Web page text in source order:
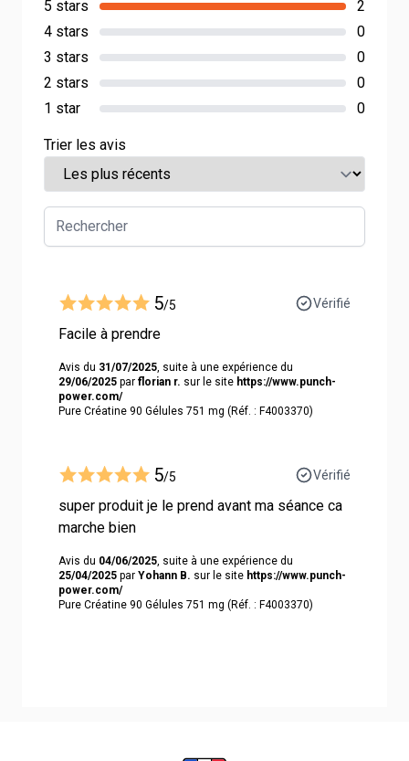
5 stars
2
4 stars
0
3 stars
0
2 stars
0
1 star
0
Trier les avis
5/5 Vérifié
Facile à prendre
Avis du 31/07/2025 , suite à une expérience du
29/06/2025 par florian r. sur le site https://www.punch-
power.com/
Pure Créatine 90 Gélules 751 mg (Réf. : F4003370)
5/5 Vérifié
super produit je le prend avant ma séance ca
marche bien
Avis du 04/06/2025 , suite à une expérience du
25/04/2025 par Yohann B. sur le site https://www.punch-
power.com/
Pure Créatine 90 Gélules 751 mg (Réf. : F4003370)